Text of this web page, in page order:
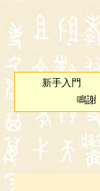
新手入門
鳴謝